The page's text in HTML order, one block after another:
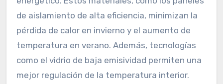
de aislamiento de alta eficiencia, minimizan la
pérdida de calor en invierno y el aumento de
temperatura en verano. Además, tecnologías
como el vidrio de baja emisividad permiten una
mejor regulación de la temperatura interior.